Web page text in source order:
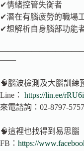
✔情緒控管失衡者
✔潛在有腦疲勞的職場
✔想解析自身腦部功能
——
🧠腦波檢測及大腦訓練
Line： https://lin.ee/
來電諮詢：02-8797-5757
🧠這裡也找得到易思腦
FB： https://